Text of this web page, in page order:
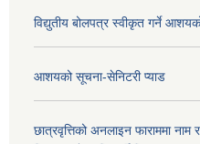
विद्युतीय बोलपत्र स्वीकृत गर्ने
आशयको सूचना-सेनिटरी प्याड
छात्रवृत्तिको अनलाइन फाराममा